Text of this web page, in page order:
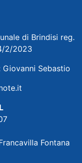
di Brindisi reg.
2/2023
Sebastio
Fontana